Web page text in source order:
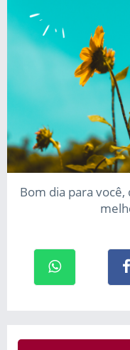
Bom dia para